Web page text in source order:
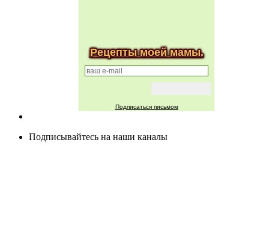
Рецепты моей мамы.
Подписаться письмом
Подписывайтесь на наши каналы